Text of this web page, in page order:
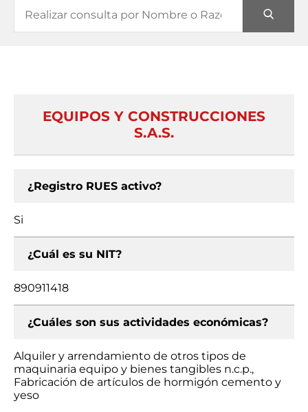
EQUIPOS Y CONSTRUCCIONES
S.A.S.
¿Registro RUES activo?
Si
¿Cuál es su NIT?
890911418
¿Cuáles son sus actividades económicas?
Alquiler y arrendamiento de otros tipos de
maquinaria equipo y bienes tangibles n.c.p.,
Fabricación de artículos de hormigón cemento y
yeso